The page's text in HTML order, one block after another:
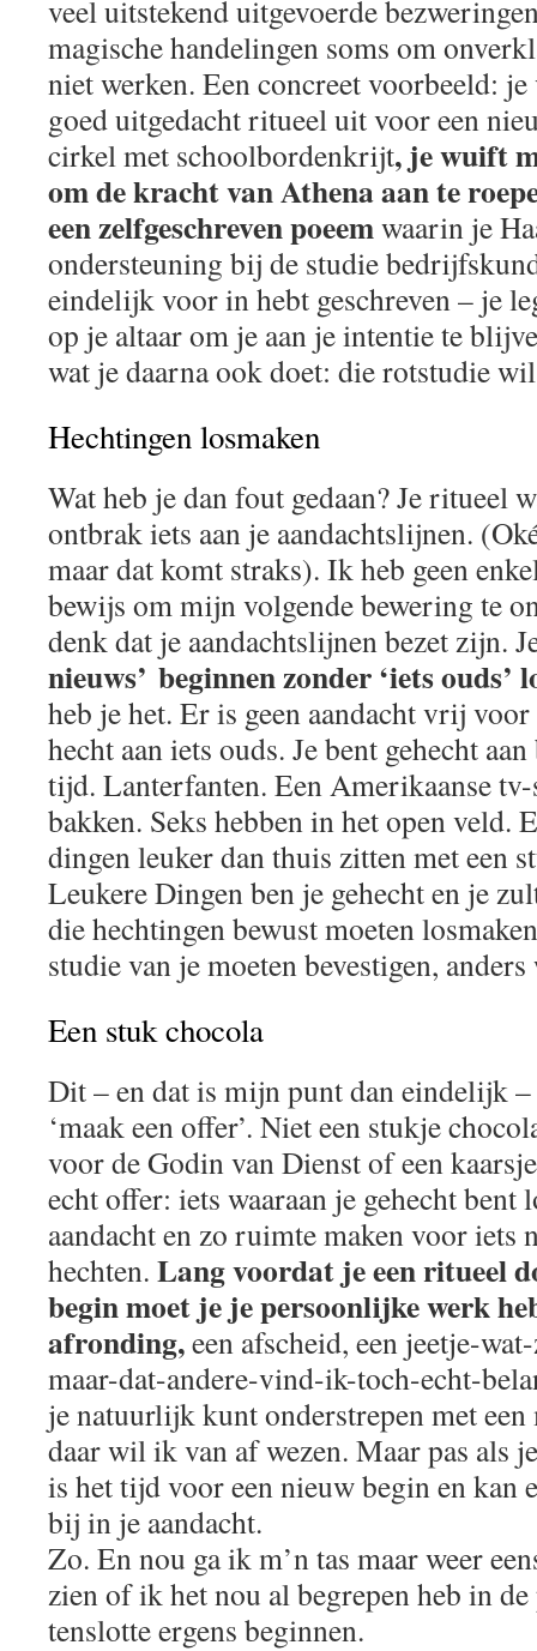
veel uitstekend uitgevoerde
magische handelingen soms om
niet werken. Een concreet voorbeeld:
goed uitgedacht ritueel uit voor een
cirkel met schoolbordenkrijt, je wuift
om de kracht van Athena aan te
een zelfgeschreven poeemwaarin je
ondersteuning bij de studie
eindelijk voor in hebt geschreven – je
op je altaar om je aan je intentie te
wat je daarna ook doet: die rotstudie
Hechtingen losmaken
Wat heb je dan fout gedaan? Je ritueel
ontbrak iets aan je aandachtslijnen.
maar dat komt straks). Ik heb geen
bewijs om mijn volgende bewering te
denk dat je aandachtslijnen bezet zijn.
nieuws’ beginnen zonder ‘iets ouds’
heb je het. Er is geen aandacht vrij
hecht aan iets ouds. Je bent gehecht
tijd. Lanterfanten. Een Amerikaanse
bakken. Seks hebben in het open veld.
dingen leuker dan thuis zitten met een
Leukere Dingen ben je gehecht en je
die hechtingen bewust moeten
studie van je moeten bevestigen,
Een stuk chocola
Dit – en dat is mijn punt dan eindelijk –
‘maak een offer’. Niet een stukje
voor de Godin van Dienst of een
echt offer: iets waaraan je gehecht bent
aandacht en zo ruimte maken voor iets
hechten. Lang voordat je een ritueel
begin moet je je persoonlijke werk
afronding,een afscheid, een jeetje-
maar-dat-andere-vind-ik-toch-echt-
je natuurlijk kunt onderstrepen met
daar wil ik van af wezen. Maar pas als
is het tijd voor een nieuw begin en kan
bij in je aandacht.
Zo. En nou ga ik m’n tas maar weer
zien of ik het nou al begrepen heb in
tenslotte ergens beginnen.